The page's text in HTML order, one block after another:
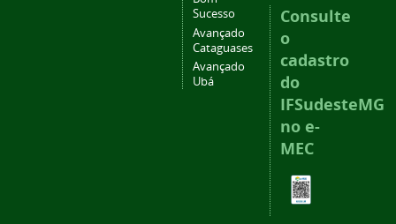
Sucesso
Avançado
Cataguases
Avançado
Ubá
Consulte
o
cadastro
do
IFSudesteMG
no e-
MEC